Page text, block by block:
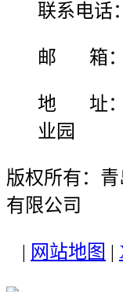
联系电话
邮 箱：
地 址：
业园
版权所有：青
有限公司
网站地图